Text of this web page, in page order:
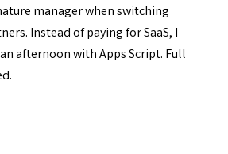
manager when switching
Instead of paying for SaaS, I
afternoon with Apps Script. Full